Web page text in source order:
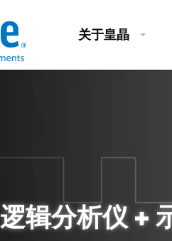
关于皇晶
逻辑分析仪 +